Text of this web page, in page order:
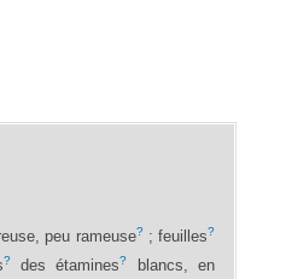
peu rameuse? ; feuilles?
? des étamines?
blancs, en